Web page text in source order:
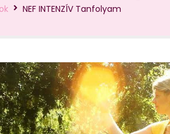
NEF INTENZÍV Tanfolyam